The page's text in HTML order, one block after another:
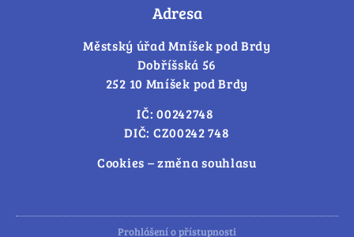
Adresa
Městský úřad Mníšek pod Brdy
Dobříšská 56
252 10 Mníšek pod Brdy
IČ: 00242748
DIČ: CZ00242 748
Cookies – změna souhlasu
Prohlášení o přístupnosti